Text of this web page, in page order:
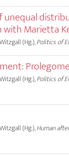
unequal
with Marietta
(Hg.),Politics of
(Hg.),Politics of
(Hg.),Human